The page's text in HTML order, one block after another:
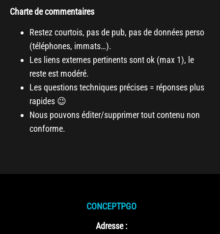
Charte de commentaires
Restez courtois, pas de pub, pas de données perso
(téléphones, immats…).
Les liens externes pertinents sont ok (max 1), le
reste est modéré.
Les questions techniques précises = réponses plus
rapides 😉
Nous pouvons éditer/supprimer tout contenu non
conforme.
CONCEPTPGO
Adresse :